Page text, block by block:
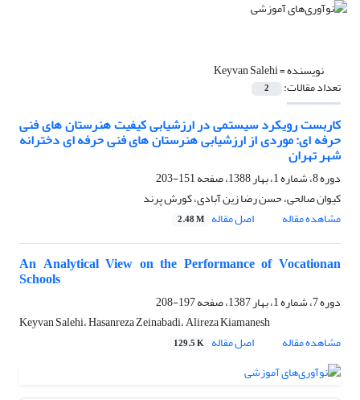
نویسنده =Keyvan Salehi
تعداد مقالات: 2
کاربست رویکرد سیستمی در ارزشیابی کیفیت هنرستان های فنی
حرفه ای: موردی از ارزشیابی هنرستان های فنی حرفه ای دخترانه
شهر تهران
دوره 8، شماره 1، بهار 1388، صفحه
151-203
کیوان صالحی، حسن رضا زین آبادی، کورش پرند
مشاهده مقاله
اصل مقاله 2.48 M
An Analytical View on the Performance of Vocationan
Schools
دوره 7، شماره 1، بهار 1387، صفحه
197-208
Keyvan Salehi، Hasanreza Zeinabadi، Alireza Kiamanesh
مشاهده مقاله
اصل مقاله 129.5 K